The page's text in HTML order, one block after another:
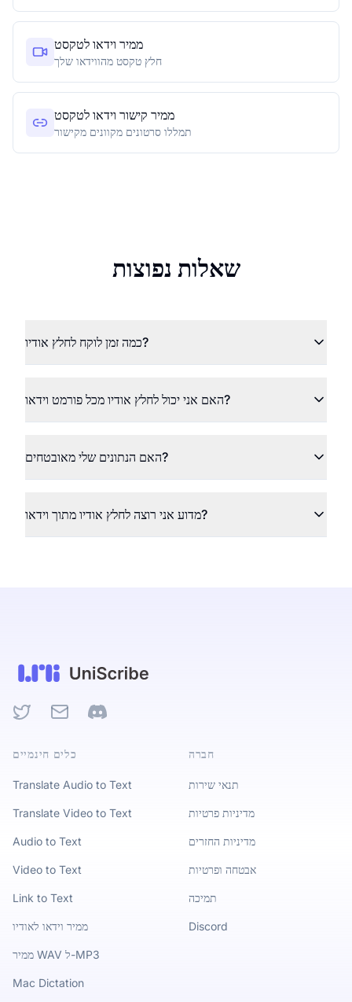
ממיר וידאו לטקסט
חלץ טקסט מהווידאו שלך
ממיר קישור וידאו לטקסט
תמללו סרטונים מקוונים מקישור
שאלות נפוצות
כמה זמן לוקח לחלץ אודיו?
האם אני יכול לחלץ אודיו מכל פורמט וידאו?
האם הנתונים שלי מאובטחים?
מדוע אני רוצה לחלץ אודיו מתוך וידאו?
TwitterEmail Discord
כלים חינמיים
Translate Audio to Text
Translate Video to Text
Audio to Text
Video to Text
Link to Text
ממיר וידאו לאודיו
ממיר WAV ל-MP3
Mac Dictation
חברה
תנאי שירות
מדיניות פרטיות
מדיניות החזרים
אבטחה ופרטיות
תמיכה
Discord